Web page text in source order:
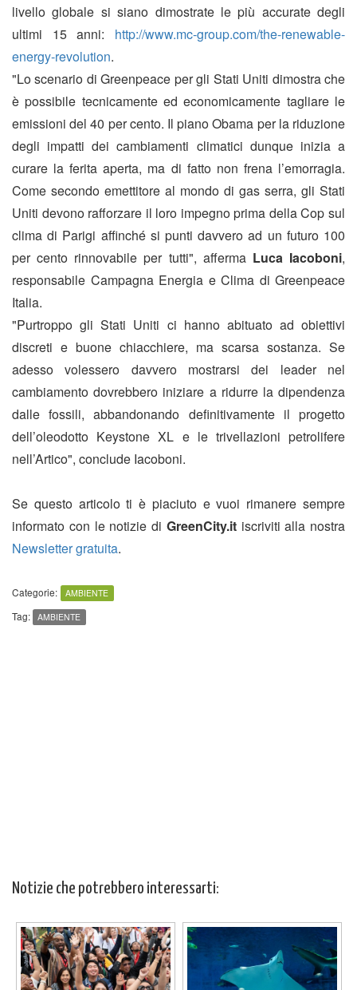
livello globale si siano dimostrate le più accurate degli
ultimi 15 anni: http://www.mc-group.com/the-renewable-
energy-revolution.
"Lo scenario di Greenpeace per gli Stati Uniti dimostra che
è possibile tecnicamente ed economicamente tagliare le
emissioni del 40 per cento. Il piano Obama per la riduzione
degli impatti dei cambiamenti climatici dunque inizia a
curare la ferita aperta, ma di fatto non frena l’emorragia.
Come secondo emettitore al mondo di gas serra, gli Stati
Uniti devono rafforzare il loro impegno prima della Cop sul
clima di Parigi affinché si punti davvero ad un futuro 100
per cento rinnovabile per tutti", afferma Luca Iacoboni,
responsabile Campagna Energia e Clima di Greenpeace
Italia.
"Purtroppo gli Stati Uniti ci hanno abituato ad obiettivi
discreti e buone chiacchiere, ma scarsa sostanza. Se
adesso volessero davvero mostrarsi dei leader nel
cambiamento dovrebbero iniziare a ridurre la dipendenza
dalle fossili, abbandonando definitivamente il progetto
dell’oleodotto Keystone XL e le trivellazioni petrolifere
nell’Artico", conclude Iacoboni.
Se questo articolo ti è piaciuto e vuoi rimanere sempre
informato con le notizie di GreenCity.itiscriviti alla nostra
Newsletter gratuita.
Categorie: AMBIENTE
Tag: AMBIENTE
Notizie che potrebbero interessarti: